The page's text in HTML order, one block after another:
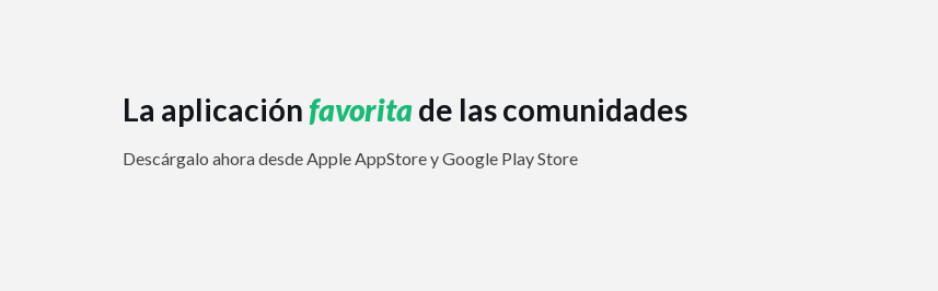
La aplicaciónfavoritade las comunidades
Descárgalo ahora desde Apple AppStore y Google Play Store